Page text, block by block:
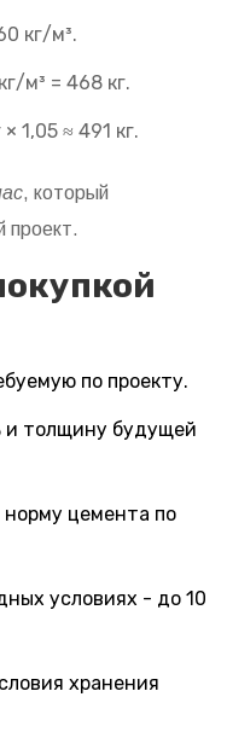
кг/м³.
м³ = 468 кг.
1,05 ≈ 491 кг.
, который
проект.
по проекту.
и толщину будущей
цемента по
условиях - до 10
хранения